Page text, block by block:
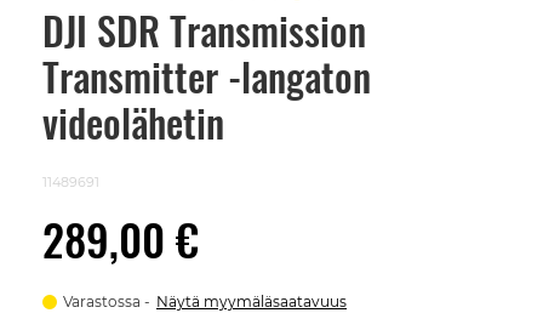
DJI SDR Transmission
Transmitter -langaton
videolähetin
11489691
289,00 €
Varastossa Näytä myymäläsaatavuus
Skip
beginning
images